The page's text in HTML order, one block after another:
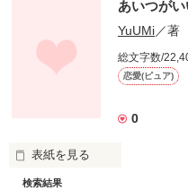
作
あいつがい
YuUMi／著
総文字数/
恋愛(ピュア)
0
表紙を見る
検索結果